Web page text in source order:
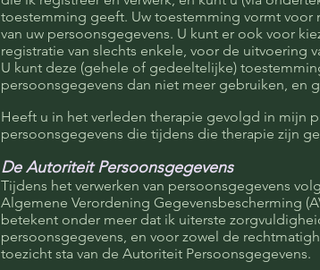
toestemming geeft. Uw toestemming vormt voor
van uw persoonsgegevens. U kunt er ook voor
registratie van slechts enkele, voor de uitvoering
U kunt deze (gehele of gedeeltelijke)
persoonsgegevens dan niet meer gebruiken, en
Heeft u in het verleden therapie gevolgd in mijn
persoonsgegevens die tijdens die therapie zijn
De Autoriteit Persoonsgegevens
Tijdens het verwerken van persoonsgegevens
Algemene Verordening Gegevensbescherming
betekent onder meer dat ik uiterste
persoonsgegevens, en voor zowel de
toezicht sta van de Autoriteit Persoonsgegevens.